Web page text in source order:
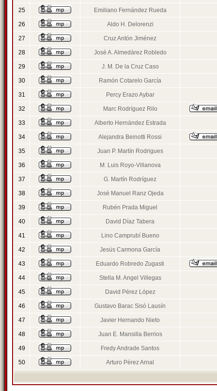
25 Emiliano Fernández Rueda
26 Aldo H. Delorenzi
27 Cruz Antón Jiménez
28 José A. Almedárez Robledo
29 J. M. De la Cruz Caso
30 Ramón Cotarelo García
31 Percy Erazo Aybar
32 Marc Rodríguez Rilo
33 Alberto Hernández Estrada
34 Alejandra Beinotti Rossi
35 Juan P. Martín Rodrigues
36 M. Luis Royo-Villanova
37 G. Martín Rodríguez
38 José Manuel Ranz Ojeda
39 Rubén Prada Miguel
40 David Díaz Tabera
41 Lino Camprubí Bueno
42 Jesús Carmona García
43 Eduardo Robredo Zugasti
44 Stella M. Angel Villegas
45 David Pérez López
46 Gustavo Barac Sisó Lausín
47 Javier Hernando Nieto
48 Juan E. Mansilla Berrios
49 Fredy Andrade Santos
50 Arturo Pérez Arnal